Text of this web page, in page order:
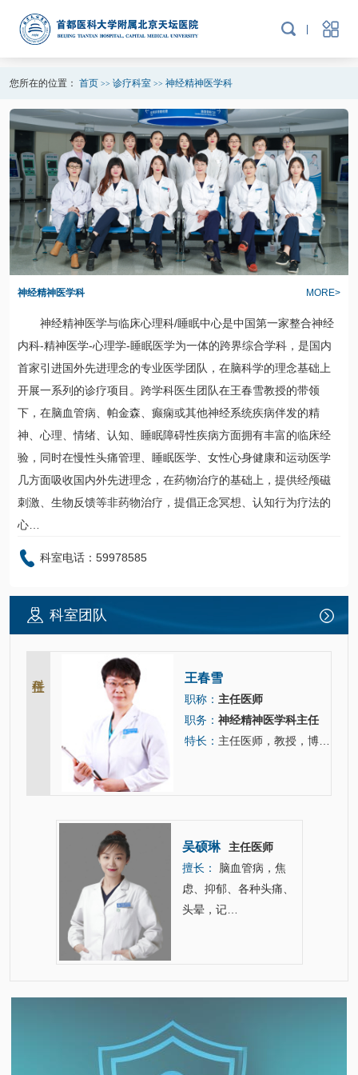
您所在的位置： 首页 >> 诊疗科室>> 神经精神医学科
神经精神医学科 MORE>
神经精神医学与临床心理科/睡眠中心是中国第一家整合神经
内科-精神医学-心理学-睡眠医学为一体的跨界综合学科，是国内
首家引进国外先进理念的专业医学团队，在脑科学的理念基础上
开展一系列的诊疗项目。跨学科医生团队在王春雪教授的带领
下，在脑血管病、帕金森、癫痫或其他神经系统疾病伴发的精
神、心理、情绪、认知、睡眠障碍性疾病方面拥有丰富的临床经
验，同时在慢性头痛管理、睡眠医学、女性心身健康和运动医学
几方面吸收国内外先进理念，在药物治疗的基础上，提供经颅磁
刺激、生物反馈等非药物治疗，提倡正念冥想、认知行为疗法的
心…
科室电话：59978585
科室团队
王春雪
职称： 主任医师
职务： 神经精神医学科主任
特长： 主任医师，教授，博士生导师，天坛医院神经精神医学与临床心理科主任，睡眠中心主任《中国卒中杂志》副主编…
吴硕琳
主任医师
擅长：
虑、抑郁、各种头痛、
头晕，记…